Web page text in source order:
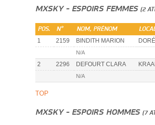
MXSKY - ESPOIRS FEMMES (2
POS. N° NOM, PRÉNOM
1 2159 BINDITH MARION
N/A
2 2296 DEFOURT CLARA
N/A
TOP
MXSKY - ESPOIRS HOMMES (7